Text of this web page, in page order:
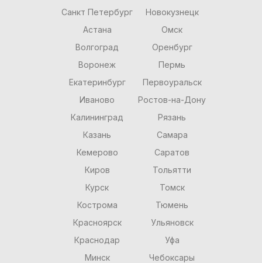
Санкт Петербург
Астана
Волгоград
Воронеж
Екатеринбург
Иваново
Калининград
Казань
Кемерово
Киров
Курск
Кострома
Красноярск
Краснодар
Минск
Новокузнецк
Омск
Оренбург
Пермь
Первоуральск
Ростов-на-Дону
Рязань
Самара
Саратов
Тольятти
Томск
Тюмень
Ульяновск
Уфа
Чебоксары